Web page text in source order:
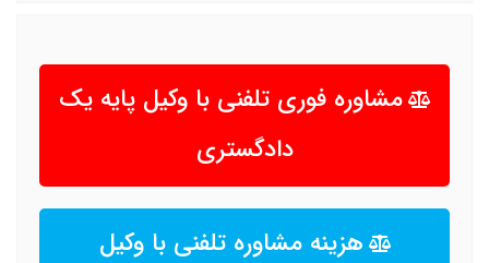
مشاوره فوری تلفنی با وکیل پایه یک
دادگستری
هزینه مشاوره تلفنی با وکیل